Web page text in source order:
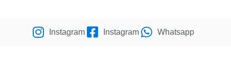
Instagram Instagram Whatsapp